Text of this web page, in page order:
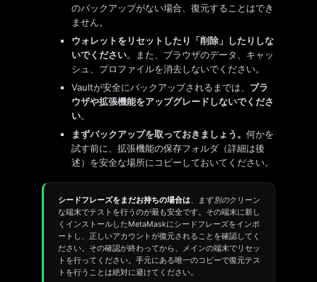
のバックアップがない場合、復元することはでき
ません。
ウォレットをリセットしたり「削除」したりしな
いでください。また、ブラウザのデータ、キャッ
シュ、プロファイルを消去しないでください。
Vaultが安全にバックアップされるまでは、 ブラ
ウザや拡張機能をアップグレードしないでくださ
い。
まずバックアップを取っておきましょう。 何かを
試す前に、拡張機能の保存フォルダ（詳細は後
述）を安全な場所にコピーしておいてください。
シードフレーズをまだお持ちの場合は、まず別のクリーン
な端末でテストを行うのが最も安全です。その端末に新し
くインストールしたMetaMaskにシードフレーズをインポ
ートし、正しいアカウントが復元されることを確認してく
ださい。その確認が終わってから、メインの端末でリセッ
トを行ってください。手元にある唯一のコピーで復元テス
トを行うことは絶対に避けてください。